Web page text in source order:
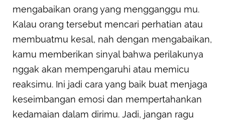
mengabaikan orang yang mengganggu mu.
Kalau orang tersebut mencari perhatian atau
membuatmu kesal, nah dengan mengabaikan,
kamu memberikan sinyal bahwa perilakunya
nggak akan mempengaruhi atau memicu
reaksimu. Ini jadi cara yang baik buat menjaga
keseimbangan emosi dan mempertahankan
kedamaian dalam dirimu. Jadi, jangan ragu